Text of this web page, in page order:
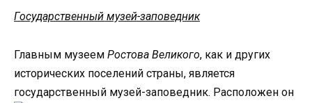
Государственный музей-заповедник
Главным музеем Ростова Великого, как и других
исторических поселений страны, является
государственный музей-заповедник. Расположен он